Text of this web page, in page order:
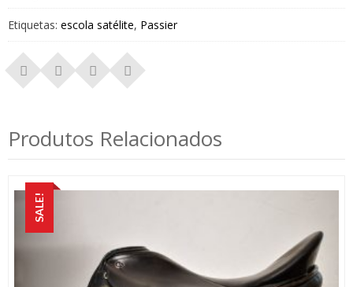
Etiquetas: escola satélite, Passier
Produtos Relacionados
SALE!